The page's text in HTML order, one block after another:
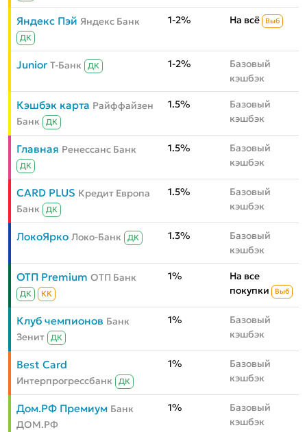
Яндекс Пэй Яндекс Банк
ДК
1-2% На всё Выб
Junior Т-Банк ДК 1-2%
Базовый
кэшбэк
Кэшбэк карта Райффайзен
Банк
ДК
1.5%
Базовый
кэшбэк
Главная Ренессанс Банк
ДК
1.5%
Базовый
кэшбэк
CARD PLUS Кредит Европа
Банк
ДК
1.5%
Базовый
кэшбэк
ЛокоЯрко Локо-Банк ДК 1.3%
Базовый
кэшбэк
ОТП Premium ОТП Банк
ДК КК
1%
На все
покупки
Выб
Клуб чемпионов Банк
Зенит
ДК
1%
Базовый
кэшбэк
Best Card
Интерпрогрессбанк ДК
1%
Базовый
кэшбэк
Дом.РФ Премиум Банк
ДОМ.РФ
1%
Базовый
кэшбэк